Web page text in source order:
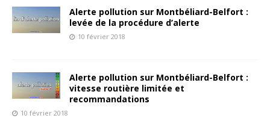
Alerte pollution sur Montbéliard-Belfort :
levée de la procédure d’alerte
10 février 2018
Alerte pollution sur Montbéliard-Belfort :
vitesse routière limitée et
recommandations
10 février 2018